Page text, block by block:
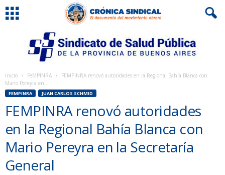
Inicio FeMPINRA
FEMPINRA renovó autoridades en la Regional Bahía Blanca con
Mario Pereyra en...
FEMPINRA JUAN CARLOS SCHMID
FEMPINRA renovó autoridades
en la Regional Bahía Blanca con
Mario Pereyra en la Secretaría
General